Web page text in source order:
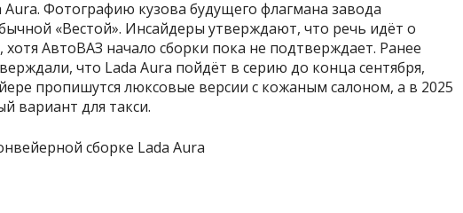
Aura. Фотографию кузова будущего флагмана завода
«Вестой». Инсайдеры утверждают, что речь идёт о
хотя АвтоВАЗ начало сборки пока не подтверждает. Ранее
что Lada Aura пойдёт в серию до конца сентября,
пропишутся люксовые версии с кожаным салоном, а в 2025
вариант для такси.